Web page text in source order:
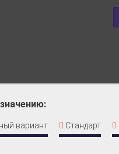
вариант Стандарт